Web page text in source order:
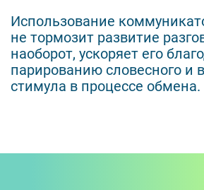
Использование
не тормозит развитие
наоборот, ускоряет его
парированию словесного и
стимула в процессе обмена.